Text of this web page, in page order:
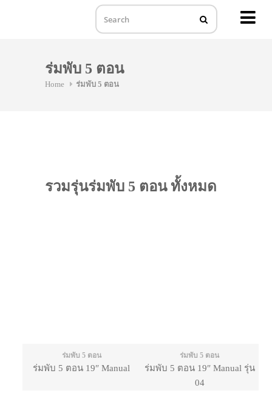
ร่มพับ 5 ตอน
Home ร่มพับ 5 ตอน
รวมรุ่นร่มพับ 5 ตอน ทั้งหมด
ร่มพับ 5 ตอน
ร่มพับ 5 ตอน 19″ Manual
ร่มพับ 5 ตอน
ร่มพับ 5 ตอน 19″ Manual รุ่น
04